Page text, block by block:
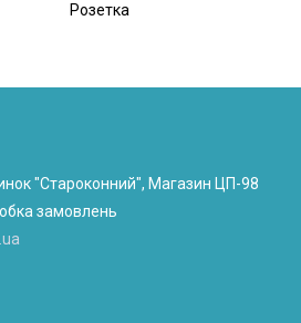
Розетка
"Староконний", Магазин ЦП-98
замовлень